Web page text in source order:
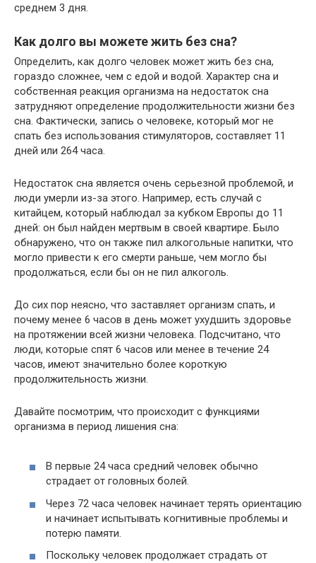
среднем 3 дня.
Как долго вы можете жить без сна?
Определить, как долго человек может жить без сна,
гораздо сложнее, чем с едой и водой. Характер сна и
собственная реакция организма на недостаток сна
затрудняют определение продолжительности жизни без
сна. Фактически, запись о человеке, который мог не
спать без использования стимуляторов, составляет 11
дней или 264 часа.
Недостаток сна является очень серьезной проблемой, и
люди умерли из-за этого. Например, есть случай с
китайцем, который наблюдал за кубком Европы до 11
дней: он был найден мертвым в своей квартире. Было
обнаружено, что он также пил алкогольные напитки, что
могло привести к его смерти раньше, чем могло бы
продолжаться, если бы он не пил алкоголь.
До сих пор неясно, что заставляет организм спать, и
почему менее 6 часов в день может ухудшить здоровье
на протяжении всей жизни человека. Подсчитано, что
люди, которые спят 6 часов или менее в течение 24
часов, имеют значительно более короткую
продолжительность жизни.
Давайте посмотрим, что происходит с функциями
организма в период лишения сна:
В первые 24 часа средний человек обычно
страдает от головных болей.
Через 72 часа человек начинает терять ориентацию
и начинает испытывать когнитивные проблемы и
потерю памяти.
Поскольку человек продолжает страдать от